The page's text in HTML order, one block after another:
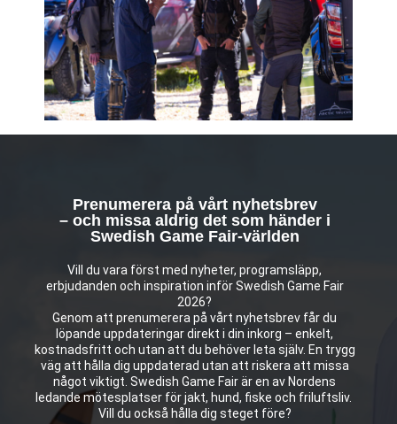
Prenumerera på vårt nyhetsbrev
– och missa aldrig det som händer i
Swedish Game Fair-världen
Vill du vara först med nyheter, programsläpp,
erbjudanden och inspiration inför Swedish Game Fair
2026?
Genom att prenumerera på vårt nyhetsbrev får du
löpande uppdateringar direkt i din inkorg – enkelt,
kostnadsfritt och utan att du behöver leta själv. En trygg
väg att hålla dig uppdaterad utan att riskera att missa
något viktigt. Swedish Game Fair är en av Nordens
ledande mötesplatser för jakt, hund, fiske och friluftsliv.
Vill du också hålla dig steget före?